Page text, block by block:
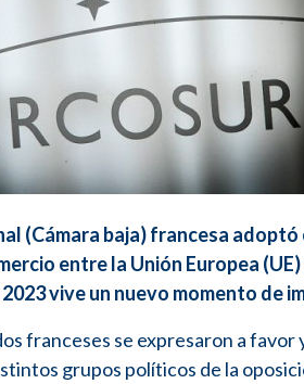
(Cámara baja) francesa
entre la Unión Europea
vive un nuevo momento de
franceses se expresaron a
grupos políticos de la